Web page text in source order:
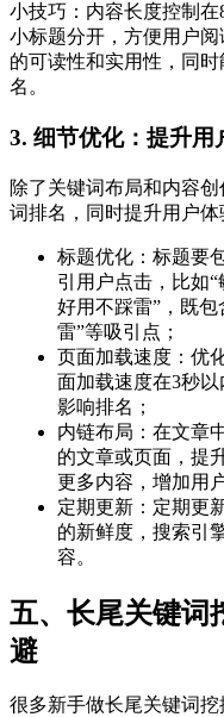
小技巧：内容长度控制在
小标题分开，方便用户
的可读性和实用性，同
名。
3. 细节优化：提升用
除了关键词布局和内容
词排名，同时提升用户体
标题优化：标题要
引用户点击，比如
好用不踩雷”，既包
雷”等吸引点；
页面加载速度：优
面加载速度在3秒以
影响排名；
内链布局：在文章
的文章或页面，提
更多内容，增加用
定期更新：定期更
的新鲜度，搜索引
容。
五、长尾关键词
避
很多新手做长尾关键词